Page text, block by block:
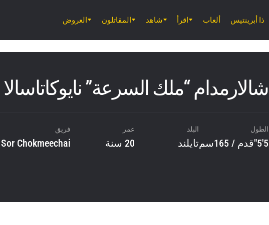
العروض المقاتلون شاهد اقرأ ألعاب ذا أبرينتيس
شالارمدام “ملك السرعة” نايوكاتاسالا
الطول
5'5"قدم / 165سم
البلد
تايلند
عمر
20 سنة
فريق
Sor Chokmeechai